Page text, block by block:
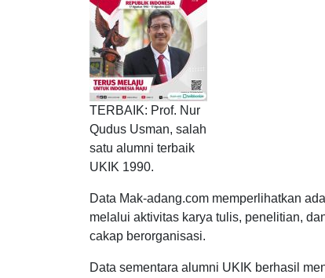
TERBAIK: Prof. Nur
Qudus Usman, salah
satu alumni terbaik
UKIK 1990.
Data Mak-adang.com memperlihatkan
melalui aktivitas karya tulis, penelitian,
cakap berorganisasi.
Data sementara alumni UKIK berhasil